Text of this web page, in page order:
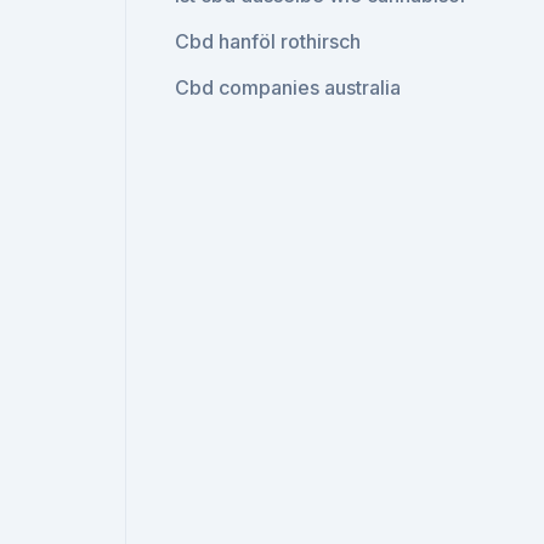
Cbd hanföl rothirsch
Cbd companies australia